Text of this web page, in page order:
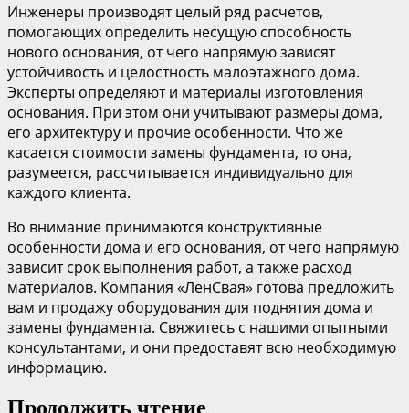
Инженеры производят целый ряд расчетов,
помогающих определить несущую способность
нового основания, от чего напрямую зависят
устойчивость и целостность малоэтажного дома.
Эксперты определяют и материалы изготовления
основания. При этом они учитывают размеры дома,
его архитектуру и прочие особенности. Что же
касается стоимости замены фундамента, то она,
разумеется, рассчитывается индивидуально для
каждого клиента.
Во внимание принимаются конструктивные
особенности дома и его основания, от чего напрямую
зависит срок выполнения работ, а также расход
материалов. Компания «ЛенСвая» готова предложить
вам и продажу оборудования для поднятия дома и
замены фундамента. Свяжитесь с нашими опытными
консультантами, и они предоставят всю необходимую
информацию.
Продолжить чтение